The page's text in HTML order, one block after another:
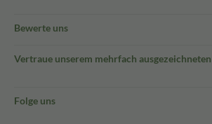
Bewerte uns
Vertraue unserem mehrfach
Folge uns